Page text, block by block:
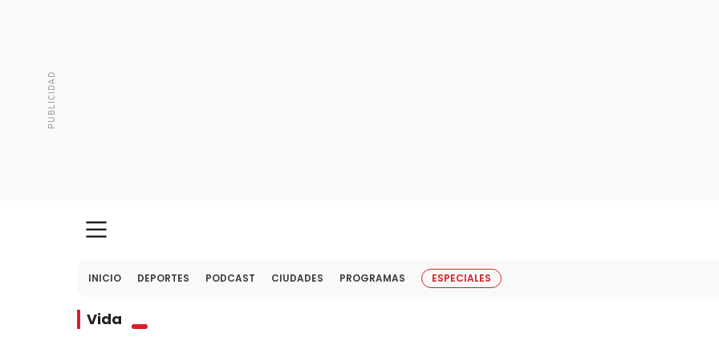
INICIO DEPORTES PODCAST CIUDADES PROGRAMAS ESPECIALES
Vida